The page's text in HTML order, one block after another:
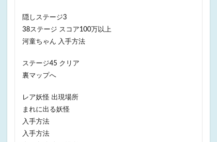
隠しステージ3
38ステージ スコア100万以上
河童ちゃん 入手方法
ステージ45 クリア
裏マップへ
レア妖怪 出現場所
まれに出る妖怪
入手方法
入手方法